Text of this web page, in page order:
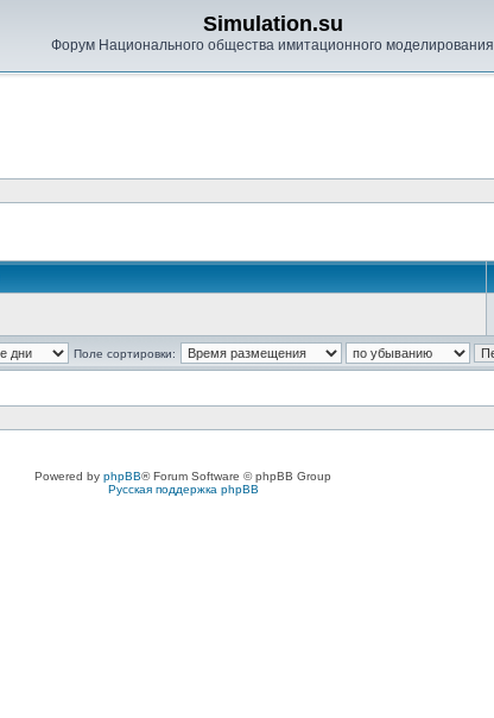
Simulation.su
Форум Национального общества имитационного моделирования
Поле сортировки:
Powered by phpBB® Forum Software © phpBB Group
Русская поддержка phpBB